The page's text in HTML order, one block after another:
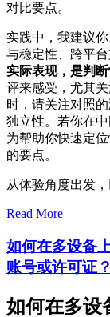
对比要点。
实践中，我建议
与稳定性、跨平台
实际表现，是判
评来感受，尤其
时，请关注对照
独立性。若你在
为帮助你快速定
的要点。
从体验角度出发
Read More
如何在多设备
账号或许可证？
如何在多设